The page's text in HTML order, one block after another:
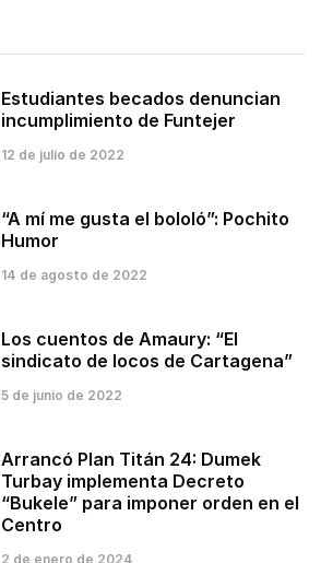
Estudiantes becados denuncian
incumplimiento de Funtejer
12 de julio de 2022
“A mí me gusta el bololó”: Pochito
Humor
14 de agosto de 2022
Los cuentos de Amaury: “El
sindicato de locos de Cartagena”
5 de junio de 2022
Arrancó Plan Titán 24: Dumek
Turbay implementa Decreto
“Bukele” para imponer orden en el
Centro
2 de enero de 2024